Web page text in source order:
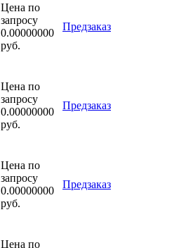
Цена по
запросу
0.00000000
руб.
Предзаказ
Цена по
запросу
0.00000000
руб.
Предзаказ
Цена по
запросу
0.00000000
руб.
Предзаказ
Цена по